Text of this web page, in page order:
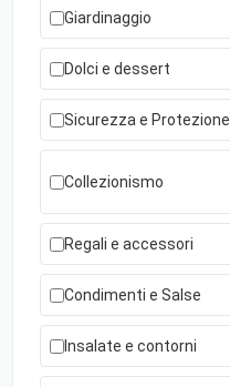
Giardinaggio
Dolci e dessert
Sicurezza e Protezione
Collezionismo
Regali e accessori
Condimenti e Salse
Insalate e contorni